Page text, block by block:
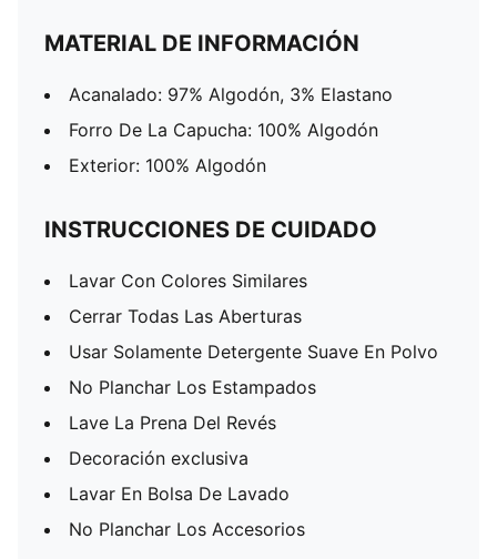
MATERIAL DE INFORMACIÓN
Acanalado: 97% Algodón, 3% Elastano
Forro De La Capucha: 100% Algodón
Exterior: 100% Algodón
INSTRUCCIONES DE CUIDADO
Lavar Con Colores Similares
Cerrar Todas Las Aberturas
Usar Solamente Detergente Suave En Polvo
No Planchar Los Estampados
Lave La Prena Del Revés
Decoración exclusiva
Lavar En Bolsa De Lavado
No Planchar Los Accesorios